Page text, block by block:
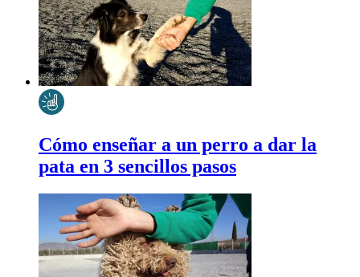
Cómo enseñar a un perro a dar la
pata en 3 sencillos pasos